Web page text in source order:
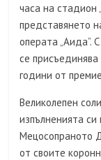
часа на стадион
представянето
операта „Аида”.
се
години от
Великолепен
изпълненията си
Мецосопраното
от своите